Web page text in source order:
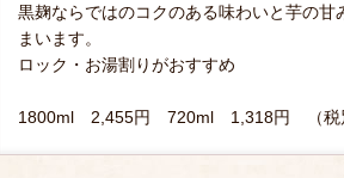
黒麹ならではのコクのある味わいと芋の
まいます。
ロック・お湯割りがおすすめ
1800ml 2,455円 720ml 1,318円 （税